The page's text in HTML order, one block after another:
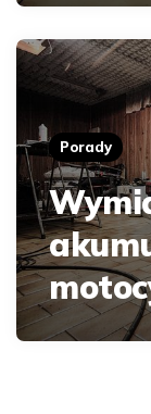
Porady